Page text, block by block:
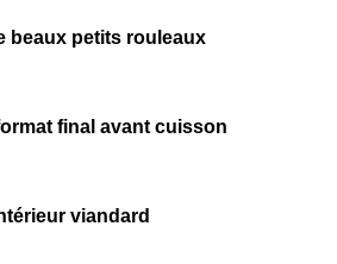
beaux petits rouleaux
final avant cuisson
viandard